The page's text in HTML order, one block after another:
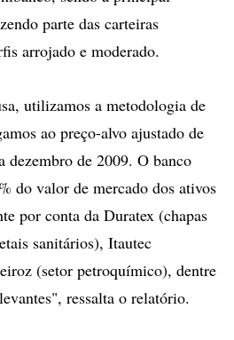
parte das carteiras
arrojado e moderado.
utilizamos a metodologia de
ao preço-alvo ajustado de
dezembro de 2009. O banco
do valor de mercado dos ativos
por conta da Duratex (chapas
sanitários), Itautec
(setor petroquímico), dentre
ressalta o relatório.